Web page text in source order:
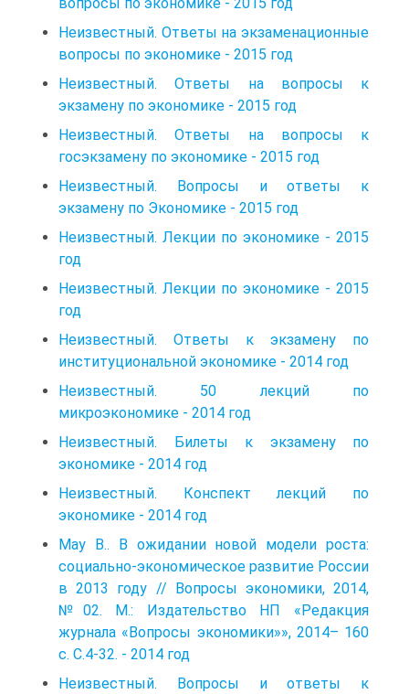
Неизвестный. Ответы на экзаменационные
вопросы по экономике - 2015 год
Неизвестный. Ответы на вопросы к
экзамену по экономике - 2015 год
Неизвестный. Ответы на вопросы к
госэкзамену по экономике - 2015 год
Неизвестный. Вопросы и ответы к
экзамену по Экономике - 2015 год
Неизвестный. Лекции по экономике - 2015
год
Неизвестный. Лекции по экономике - 2015
год
Неизвестный. Ответы к экзамену по
институциональной экономике - 2014 год
Неизвестный. 50 лекций по
микроэкономике - 2014 год
Неизвестный. Билеты к экзамену по
экономике - 2014 год
Неизвестный. Конспект лекций по
экономике - 2014 год
May B.. В ожидании новой модели роста:
социально-экономическое развитие России
в 2013 году // Вопросы экономики, 2014,
№02. М.: Издательство НП «Редакция
журнала «Вопросы экономики»», 2014– 160
с. С.4-32. - 2014 год
Неизвестный. Вопросы и ответы к